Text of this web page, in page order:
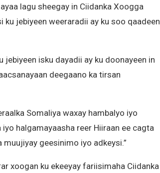
lagu sheegay in Ciidanka Xoogga
jebiyeen weeraradii ay ku soo qaadeen
jebiyeen isku dayadii ay ku doonayeen in
deegaano ka tirsan
Somaliya waxay hambalyo iyo
halgamayaasha reer Hiiraan ee cagta
geesinimo iyo adkeysi.”
xoogan ku ekeeyay fariisimaha Ciidanka